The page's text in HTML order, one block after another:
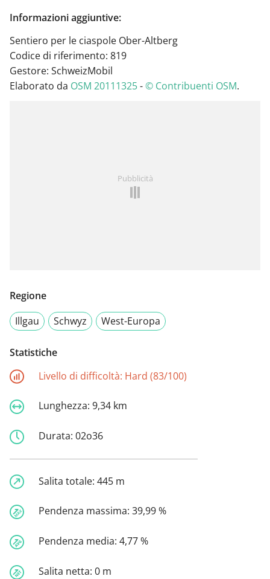
Informazioni aggiuntive:
Sentiero per le ciaspole Ober-Altberg
Codice di riferimento: 819
Gestore: SchweizMobil
Elaborato da OSM 20111325-© Contribuenti OSM.
Pubblicità
Regione
Illgau
Schwyz West-Europa
Statistiche
Livello di difficoltà: Hard (83/100)
Lunghezza: 9,34 km
Durata: 02o36
Salita totale: 445 m
Pendenza massima: 39,99 %
Pendenza media: 4,77 %
Salita netta: 0 m